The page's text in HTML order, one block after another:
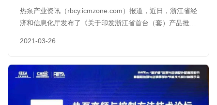
热泵产业资讯（rbcy.icmzone.com）报道，近日，浙江省经
济和信息化厅发布了《关于印发浙江省首台（套）产品推广
《浙江省首台（套）产品推广应用指导目录（2021年
版）》，现予印发，纳入《省推广应用指导目录》的产品，
可享受首台（套）产品…
2021-03-26